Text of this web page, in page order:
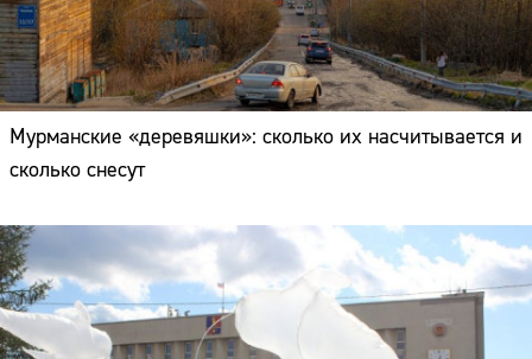
Мурманские «деревяшки»: сколько их насчитывается и
сколько снесут